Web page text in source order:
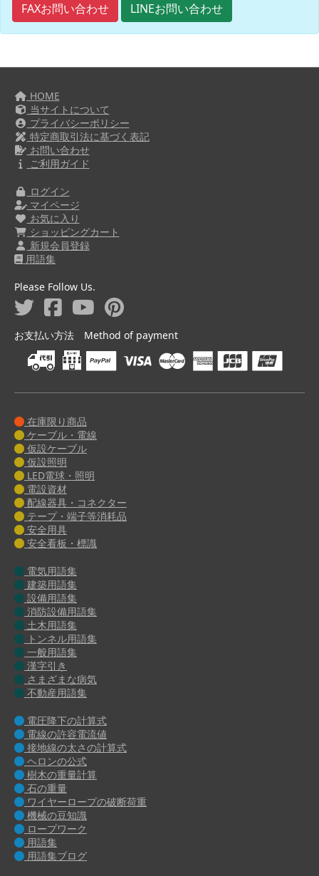
FAXお問い合わせ
LINEお問い合わせ
HOME
当サイトについて
プライバシーポリシー
特定商取引法に基づく表記
お問い合わせ
ご利用ガイド
ログイン
マイページ
お気に入り
ショッピングカート
新規会員登録
用語集
Please Follow Us.
お支払い方法 Method of payment
在庫限り商品
ケーブル・電線
仮設ケーブル
仮設照明
LED電球・照明
電設資材
配線器具・コネクター
テープ・端子等消耗品
安全用具
安全看板・標識
電気用語集
建築用語集
設備用語集
消防設備用語集
土木用語集
トンネル用語集
一般用語集
漢字引き
さまざまな病気
不動産用語集
電圧降下の計算式
電線の許容電流値
接地線の太さの計算式
ヘロンの公式
樹木の重量計算
石の重量
ワイヤーロープの破断荷重
機械の豆知識
ロープワーク
用語集
用語集ブログ